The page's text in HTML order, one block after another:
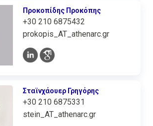
Προκοπίδης Προκόπης
+30 210 6875432
prokopis_AT_athenarc.gr
Σταϊνχάουερ Γρηγόρης
+30 210 6875331
stein_AT_athenarc.gr